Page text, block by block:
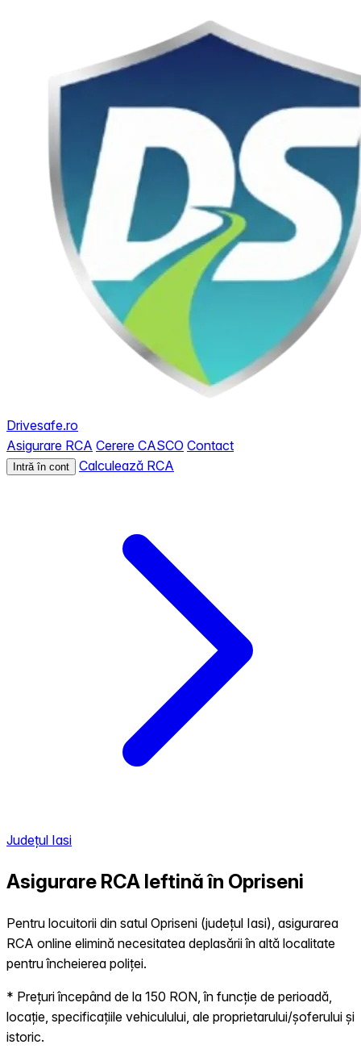
Drivesafe.ro
Asigurare RCA Cerere CASCO Contact
Intră în cont Calculează RCA
Județul Iasi
Asigurare RCA Ieftină în Opriseni
Pentru locuitorii din satul Opriseni (județul Iasi), asigurarea
RCA online elimină necesitatea deplasării în altă localitate
pentru încheierea poliței.
* Prețuri începând de la 150 RON, în funcție de perioadă,
locație, specificațiile vehiculului, ale proprietarului/șoferului și
istoric.